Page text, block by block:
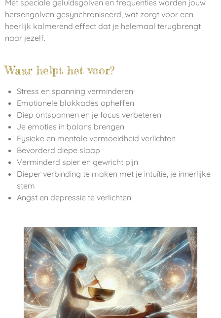
Met speciale geluidsgolven en frequenties worden jouw
hersengolven gesynchroniseerd, wat zorgt voor een
heerlijk kalmerend effect dat je helemaal terugbrengt
naar jezelf.
Waar helpt het voor?
Stress en spanning verminderen
Emotionele blokkades opheffen
Diep ontspannen en je focus verbeteren
Je emoties in balans brengen
Fysieke en mentale vermoeidheid verlichten
Bevorderd diepe slaap
Verminderd spier en gewricht pijn
Dieper verbinding te maken met je intuïtie, je innerlijke
stem
Angst en depressie te verlichten